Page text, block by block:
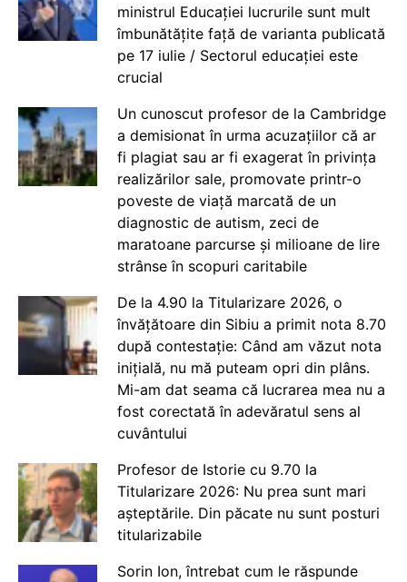
ministrul Educației lucrurile sunt mult
îmbunătățite față de varianta publicată
pe 17 iulie / Sectorul educației este
crucial
Un cunoscut profesor de la Cambridge
a demisionat în urma acuzațiilor că ar
fi plagiat sau ar fi exagerat în privința
realizărilor sale, promovate printr-o
poveste de viață marcată de un
diagnostic de autism, zeci de
maratoane parcurse și milioane de lire
strânse în scopuri caritabile
De la 4.90 la Titularizare 2026, o
învățătoare din Sibiu a primit nota 8.70
după contestație: Când am văzut nota
inițială, nu mă puteam opri din plâns.
Mi-am dat seama că lucrarea mea nu a
fost corectată în adevăratul sens al
cuvântului
Profesor de Istorie cu 9.70 la
Titularizare 2026: Nu prea sunt mari
așteptările. Din păcate nu sunt posturi
titularizabile
Sorin Ion, întrebat cum le răspunde